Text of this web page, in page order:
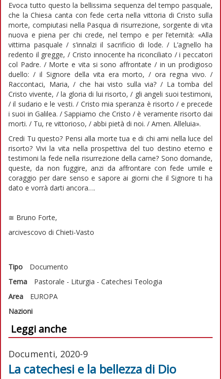
Evoca tutto questo la bellissima sequenza del tempo pasquale,
che la Chiesa canta con fede certa nella vittoria di Cristo sulla
morte, compiutasi nella Pasqua di risurrezione, sorgente di vita
nuova e piena per chi crede, nel tempo e per l’eternità: «Alla
vittima pasquale / s’innalzi il sacrificio di lode. / L’agnello ha
redento il gregge, / Cristo innocente ha riconciliato / i peccatori
col Padre. / Morte e vita si sono affrontate / in un prodigioso
duello: / il Signore della vita era morto, / ora regna vivo. /
Raccontaci, Maria, / che hai visto sulla via? / La tomba del
Cristo vivente, / la gloria di lui risorto, / gli angeli suoi testimoni,
/ il sudario e le vesti. / Cristo mia speranza è risorto / e precede
i suoi in Galilea. / Sappiamo che Cristo / è veramente risorto dai
morti. / Tu, re vittorioso, / abbi pietà di noi. / Amen. Alleluia».
Credi Tu questo? Pensi alla morte tua e di chi ami nella luce del
risorto? Vivi la vita nella prospettiva del tuo destino eterno e
testimoni la fede nella risurrezione della carne? Sono domande,
queste, da non fuggire, anzi da affrontare con fede umile e
coraggio per dare senso e sapore ai giorni che il Signore ti ha
dato e vorrà darti ancora….
≅ Bruno Forte,
arcivescovo di Chieti-Vasto
Tipo
Documento
Tema
Pastorale - Liturgia - Catechesi Teologia
Area
EUROPA
Nazioni
Leggi anche
Documenti, 2020-9
La catechesi e la bellezza di Dio